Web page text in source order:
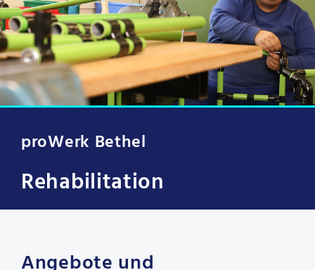
proWerk Bethel
Rehabilitation
Angebote und